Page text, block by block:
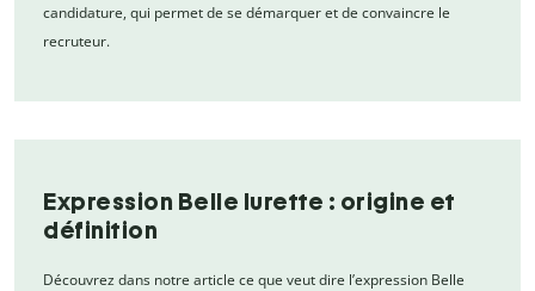
candidature, qui permet de se démarquer et de convaincre le
recruteur.
Expression Belle lurette : origine et
définition
Découvrez dans notre article ce que veut dire l’expression Belle